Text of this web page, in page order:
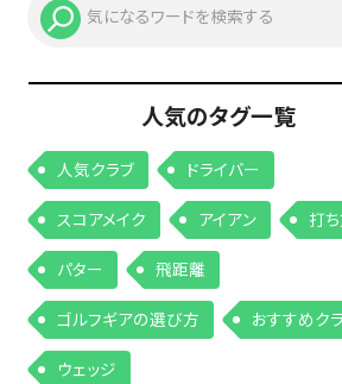
人気のタグ一覧
人気クラブ ドライバー
スコアメイク アイアン 打
パター 飛距離
ゴルフギアの選び方 おすすめク
ウェッジ